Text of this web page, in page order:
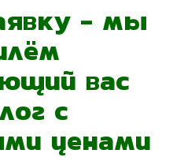
- мы
вас
с
ценами